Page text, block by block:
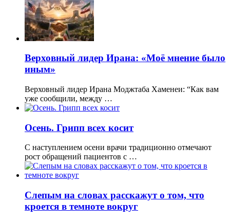
Верховный лидер Ирана: «Моё мнение было
иным»
Верховный лидер Ирана Моджтаба Хаменеи: “Как вам
уже сообщили, между …
Осень. Грипп всех косит
С наступлением осени врачи традиционно отмечают
рост обращений пациентов с …
Слепым на словах расскажут о том, что
кроется в темноте вокруг